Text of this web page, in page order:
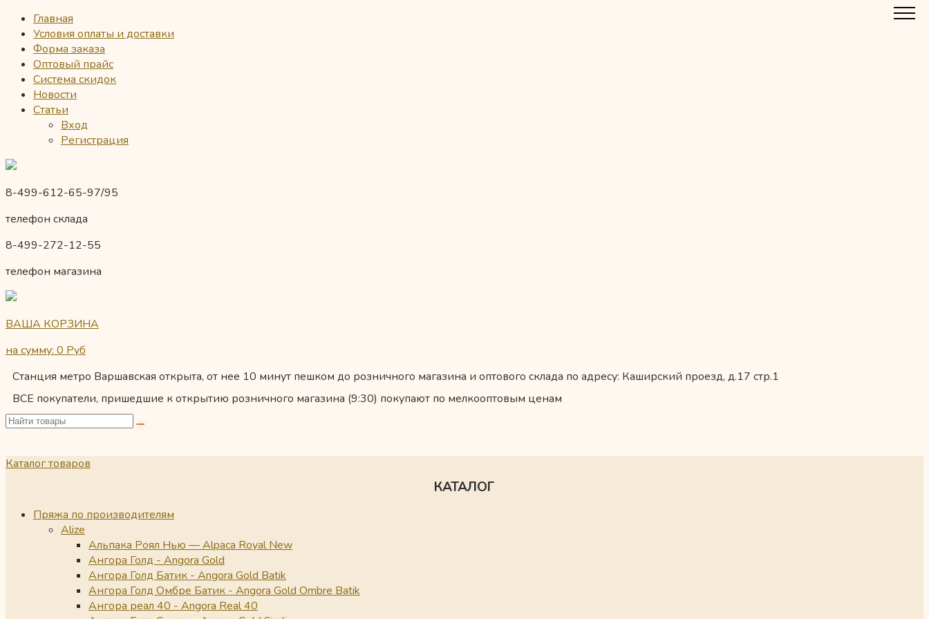
Главная
Условия оплаты и доставки
Форма заказа
Оптовый прайс
Система скидок
Новости
Статьи
Вход
Регистрация
8-499-612-65-97/95
телефон склада
8-499-272-12-55
телефон магазина
ВАША КОРЗИНА
на сумму: 0 Руб
Станция метро Варшавская открыта, от нее 10 минут пешком до розничного магазина и оптового склада по адресу: Каширский проезд, д.17 стр.1
ВСЕ покупатели, пришедшие к открытию розничного магазина (9:30) покупают по мелкооптовым ценам
Каталог товаров
КАТАЛОГ
Пряжа по производителям
Alize
Альпака Роял Нью — Alpaca Royal New
Ангора Голд - Angora Gold
Ангора Голд Батик - Angora Gold Batik
Ангора Голд Омбре Батик - Angora Gold Ombre Batik
Ангора реал 40 - Angora Real 40